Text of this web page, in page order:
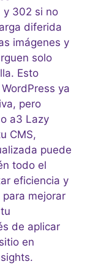
y 302 si no
diferida
imágenes y
solo
Esto
ya
pero
a3 Lazy
CMS,
puede
todo el
eficiencia y
mejorar
de aplicar
en